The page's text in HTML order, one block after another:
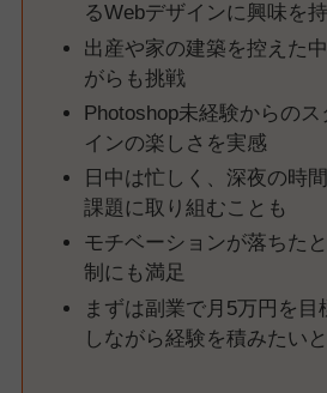
るWebデザインに興味を
出産や家の建築を控えた
がらも挑戦
Photoshop未経験からの
インの楽しさを実感
日中は忙しく、深夜の時
課題に取り組むことも
モチベーションが落ちた
制にも満足
まずは副業で月5万円を目
しながら経験を積みたい